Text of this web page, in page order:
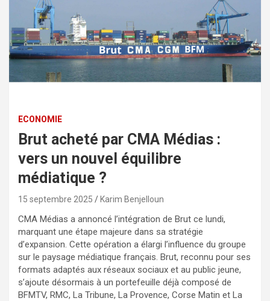
ECONOMIE
Brut acheté par CMA Médias :
vers un nouvel équilibre
médiatique ?
15 septembre 2025 Karim Benjelloun
CMA Médias a annoncé l’intégration de Brut ce lundi,
marquant une étape majeure dans sa stratégie
d’expansion. Cette opération a élargi l’influence du groupe
sur le paysage médiatique français. Brut, reconnu pour ses
formats adaptés aux réseaux sociaux et au public jeune,
s’ajoute désormais à un portefeuille déjà composé de
BFMTV, RMC, La Tribune, La Provence, Corse Matin et La